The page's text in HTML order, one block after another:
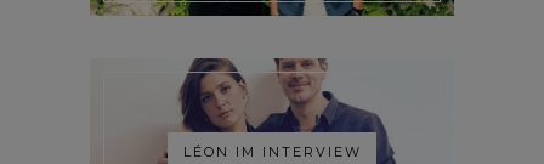
LÉON IM INTERVIEW